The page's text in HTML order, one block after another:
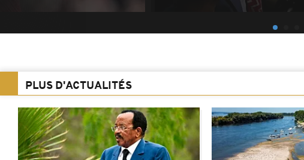
PLUS D'ACTUALITÉS